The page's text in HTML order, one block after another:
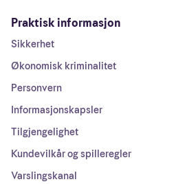
Praktisk informasjon
Sikkerhet
Økonomisk kriminalitet
Personvern
Informasjonskapsler
Tilgjengelighet
Kundevilkår og spilleregler
Varslingskanal